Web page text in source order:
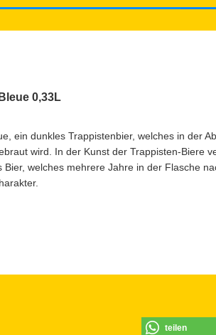
0,33L
ein dunkles Trappistenbier, welches in der
wird. In der Kunst der Trappisten-Biere
welches mehrere Jahre in der Flasche
teilen